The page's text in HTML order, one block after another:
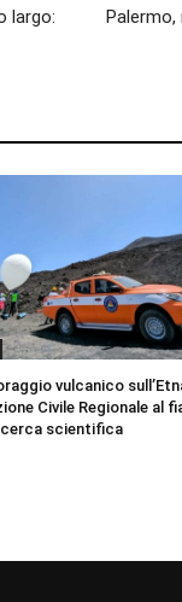
largo:
vulcanico
Civile Regionale al
scientifica